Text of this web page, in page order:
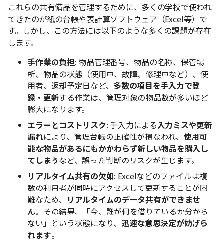
これらの共有備品を管理するために、多くの学校で使われ
てきたのが紙の台帳や表計算ソフトウェア（Excel等）で
す。しかし、この方法には以下のような多くの課題が存在
します。
手作業の負担: 物品管理番号、物品の名称、保管場
所、物品の状態（使用中、故障、修理中など）、使
用者、返却予定日など、 多数の項目を手入力で登
録・更新する作業は、管理対象の物品数が多いほど
膨大になります。
エラーとコストリスク: 手入力による入力ミスや更新
漏れにより、管理台帳の正確性が損なわれ、 使用可
能な物品があるにもかかわらず新しい物品を購入し
てしまうなど、誤った判断のリスクが生じます。
リアルタイム共有の欠如: Excelなどのファイルは複
数の利用者が同時にアクセスして更新することが困
難なため、 リアルタイムのデータ共有ができませ
ん。その結果、「今、誰が何を借りているか分から
ない」という状態になり、 迅速な意思決定が妨げら
れます。